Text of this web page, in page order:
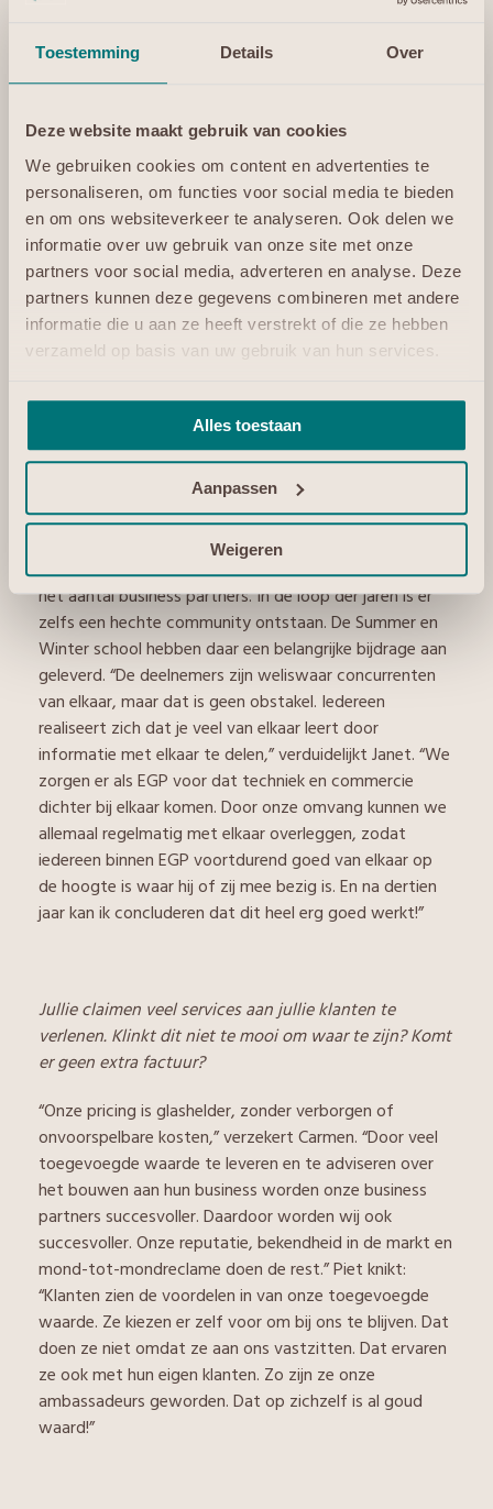
Toestemming Details Over
Deze website maakt gebruik van cookies
We gebruiken cookies om content en advertenties te
personaliseren, om functies voor social media te bieden
en om ons websiteverkeer te analyseren. Ook delen we
informatie over uw gebruik van onze site met onze
partners voor social media, adverteren en analyse. Deze
partners kunnen deze gegevens combineren met andere
informatie die u aan ze heeft verstrekt of die ze hebben
verzameld op basis van uw gebruik van hun services.
Alles toestaan
Aanpassen
Weigeren
bedrijven actief. Met allemaal hun eigen context,
“Het mooie van EGP is dat wij in standaard
in alle vrijheid aan de slag gaan, om een specifieke
oplossing voor zijn eindklanten te bouwen. Denk aan
toepassingen of applicaties,” verduidelijkt Carmen
Olierook. Zij werkt bij EGP als Commercieel medewerker:
“Iedereen binnen EGP volgt summits en trainingen op
zijn of haar eigen vakgebied. Die kennis delen we intern
met elkaar en ook met onze business partners. Onze
jaarlijkse Summer school en onze Winter school zijn
inmiddels legendarisch. Het zijn ook erg dankbare
en kennis terug van alle deelnemers!”
Jullie zijn een relatief kleine organisatie. Hoe krijgen
jullie dit voor elkaar?
“Door de jaren heen zijn wij vooral organisch gegroeid in
het aantal business partners. In de loop der jaren is er
zelfs een hechte community ontstaan. De Summer en
Winter school hebben daar een belangrijke bijdrage aan
geleverd. “De deelnemers zijn weliswaar concurrenten
van elkaar, maar dat is geen obstakel. Iedereen
realiseert zich dat je veel van elkaar leert door
informatie met elkaar te delen,” verduidelijkt Janet. “We
zorgen er als EGP voor dat techniek en commercie
dichter bij elkaar komen. Door onze omvang kunnen we
allemaal regelmatig met elkaar overleggen, zodat
iedereen binnen EGP voortdurend goed van elkaar op
de hoogte is waar hij of zij mee bezig is. En na dertien
jaar kan ik concluderen dat dit heel erg goed werkt!”
Jullie claimen veel services aan jullie klanten te
verlenen. Klinkt dit niet te mooi om waar te zijn? Komt
er geen extra factuur?
“Onze pricing is glashelder, zonder verborgen of
onvoorspelbare kosten,” verzekert Carmen. “Door veel
toegevoegde waarde te leveren en te adviseren over
het bouwen aan hun business worden onze business
partners succesvoller. Daardoor worden wij ook
succesvoller. Onze reputatie, bekendheid in de markt en
mond-tot-mondreclame doen de rest.” Piet knikt:
“Klanten zien de voordelen in van onze toegevoegde
waarde. Ze kiezen er zelf voor om bij ons te blijven. Dat
doen ze niet omdat ze aan ons vastzitten. Dat ervaren
ze ook met hun eigen klanten. Zo zijn ze onze
ambassadeurs geworden. Dat op zichzelf is al goud
waard!”